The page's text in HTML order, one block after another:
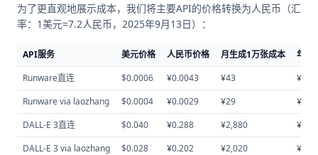
为了更直观地展示成本，我们将主要API的价格转换为人民币（汇
率：1美元=7.2人民币，2025年9月13日）：
API服务 美元价格 人民币价格 月生成1万张成本
年度
Runware直连
$0.0006 ¥0.0043 ¥43
¥516
Runware via laozhang
$0.0004 ¥0.0029 ¥29
¥348
DALL-E 3直连
$0.040 ¥0.288 ¥2,880
DALL-E 3 via laozhang
$0.028 ¥0.202 ¥2,020